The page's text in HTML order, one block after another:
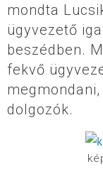
mondta
ügyvezető
beszédben.
fekvő
dolgozók.